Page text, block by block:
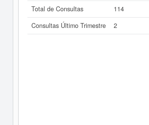
Total de Consultas
114
Consultas Último Trimestre
2